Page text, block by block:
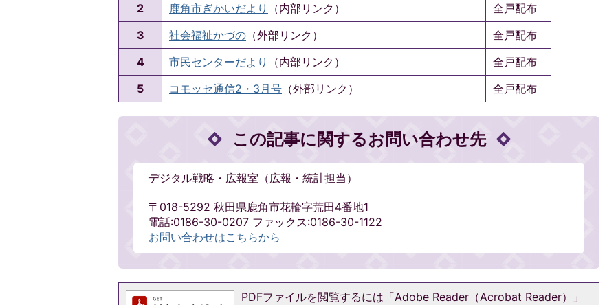
2
鹿角市ぎかいだより （内部リンク）
全戸配布
3
社会福祉かづの （外部リンク）
全戸配布
4
市民センターだより （内部リンク）
全戸配布
5
コモッセ通信2・3月号 （外部リンク） 全戸配布
この記事に関するお問い合わせ先
デジタル戦略・広報室（広報・統計担当）
〒018-5292 秋田県鹿角市花輪字荒田4番地1
電話:0186-30-0207 ファックス:0186-30-1122
お問い合わせはこちらから
PDFファイルを閲覧するには「Adobe Reader（Acrobat Reader）」